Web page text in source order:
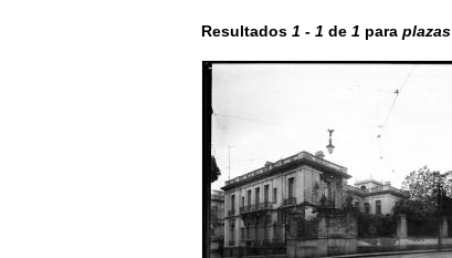
Resultados 1 - 1 de 1 para plazas